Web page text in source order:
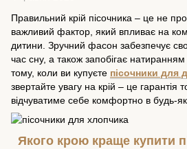
Правильний крій пісочника – це не
важливий фактор, який впливає на
дитини. Зручний фасон забезпечує
час сну, а також запобігає
тому, коли ви купуєте пісочники для
звертайте увагу на крій – це
відчуватиме себе комфортно в будь-
Якого крою краще купити